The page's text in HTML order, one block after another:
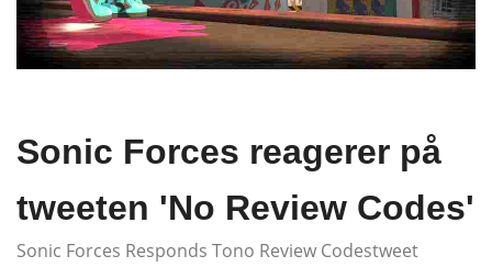
Sonic Forces reagerer på
tweeten 'No Review Codes'
Sonic Forces Responds Tono Review Codestweet